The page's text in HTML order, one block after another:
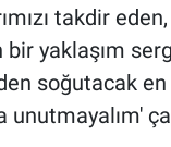
takdir
yaklaşım
soğutacak